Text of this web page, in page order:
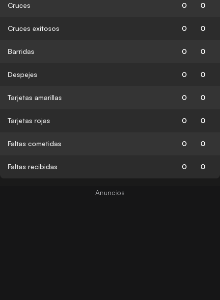
Cruces 0 0
Cruces exitosos 0 0
Barridas 0 0
Despejes 0 0
Tarjetas amarillas 0 0
Tarjetas rojas 0 0
Faltas cometidas 0 0
Faltas recibidas 0 0